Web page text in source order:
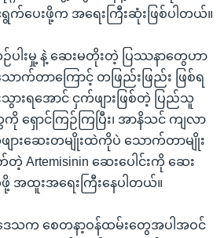
ရွက်ပေးဖို့က အရေးကြီးဆုံးဖြစ်ပါတယ်။
ါးမှု့ နဲ့ ဆေးမတိုးတဲ့ ပြဿနာတွေဟာ
ာက်တာကြောင့် တဖြည်းဖြည်း ဖြစ်ရ
သွားရအောင် ငှက်ဖျားဖြစ်တဲ့ ပြည်သူ
ောင်ကြဉ်ကြပြီး၊ အာနိသင် ကျလာ
ဖျားဆေးတမျိုးထဲကိုပဲ သောက်တာမျိုး
ဆေးပေါင်းကို ဆေး
အထူးအရေးကြီးနေပါတယ်။
ဒေသက စေတနာ့ဝန်ထမ်းတွေအပါအဝင်